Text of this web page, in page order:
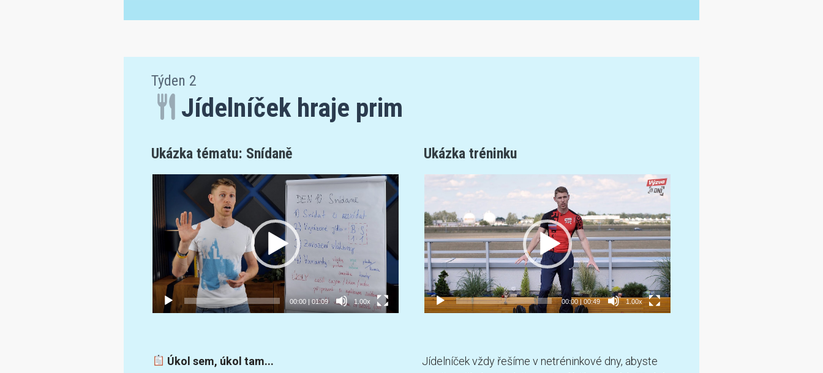
Týden 2
Jídelníček hraje prim
Ukázka tématu: Snídaně
přehrávač
00:00| 01:09 1.00x
Ukázka tréninku
Video
přehrávač
00:00|00:49 1.00x
Úkol sem, úkol tam...
Jídelníček vždy řešíme v netréninkové dny, abyste